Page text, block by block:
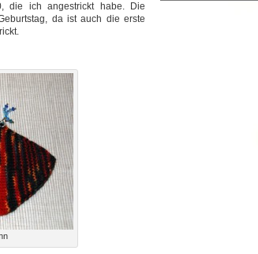
die ich angestrickt habe. Die
da ist auch die erste